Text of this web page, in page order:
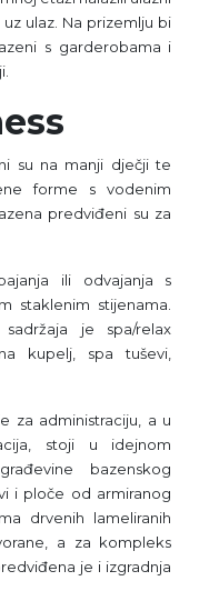
ulaz. Na prizemlju bi
s garderobama i
su na manji dječji te
forme s vodenim
predviđeni su za
ili odvajanja s
staklenim stijenama.
je spa/relax
kupelj, spa tuševi,
za administraciju, a u
stoji u idejnom
bazenskog
i ploče od armiranog
drvenih lameliranih
a za kompleks
je i izgradnja